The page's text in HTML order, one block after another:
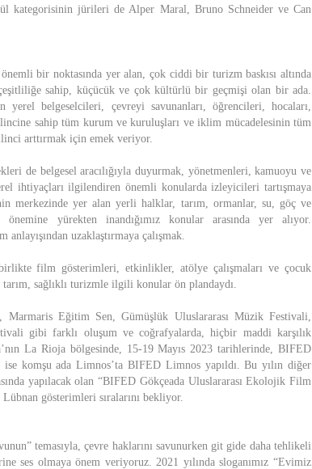
kategorisinin jürileri de Alper Maral, Bruno Schneider ve Can
bir noktasında yer alan, çok ciddi bir turizm baskısı altında
sahip, küçücük ve çok kültürlü bir geçmişi olan bir ada.
belgeselcileri, çevreyi savunanları, öğrencileri, hocaları,
sahip tüm kurum ve kuruluşları ve iklim mücadelesinin tüm
arttırmak için emek veriyor.
de belgesel aracılığıyla duyurmak, yönetmenleri, kamuoyu ve
ihtiyaçları ilgilendiren önemli konularda izleyicileri tartışmaya
merkezinde yer alan yerli halklar, tarım, ormanlar, su, göç ve
yürekten inandığımız konular arasında yer alıyor.
uzaklaştırmaya çalışmak.
film gösterimleri, etkinlikler, atölye çalışmaları ve çocuk
sağlıklı turizmle ilgili konular ön plandaydı.
Eğitim Sen, Gümüşlük Uluslararası Müzik Festivali,
gibi farklı oluşum ve coğrafyalarda, hiçbir maddi karşılık
La Rioja bölgesinde, 15-19 Mayıs 2023 tarihlerinde, BIFED
komşu ada Limnos’ta BIFED Limnos yapıldı. Bu yılın diğer
yapılacak olan “BIFED Gökçeada Uluslararası Ekolojik Film
gösterimleri sıralarını bekliyor.
temasıyla, çevre haklarını savunurken git gide daha tehlikeli
ses olmaya önem veriyoruz. 2021 yılında sloganımız “Evimiz